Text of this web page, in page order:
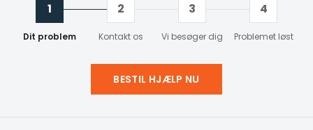
1
Dit problem
2
Kontakt os
3
Vi besøger dig
4
Problemet løst
BESTIL HJÆLP NU